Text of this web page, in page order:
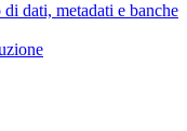
dati, metadati e banche